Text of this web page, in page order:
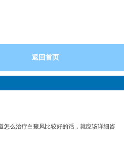
返回首页
么治疗白癜风比较好的话，就应该详细咨